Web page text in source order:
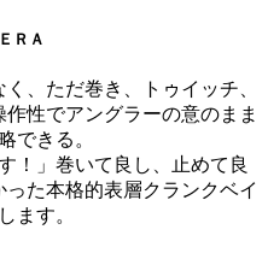
ＲＡ
、ただ巻き、トゥイッチ、
性でアングラーの意のまま
できる。
！」巻いて良し、止めて良
た本格的表層クランクベイ
ます。